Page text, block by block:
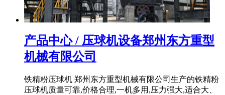
产品中心 / 压球机设备郑州东方重型
机械有限公司
铁精粉压球机 郑州东方重型机械有限公司生产的铁精粉
压球机质量可靠,价格合理,一机多用,压力强大,适合大、